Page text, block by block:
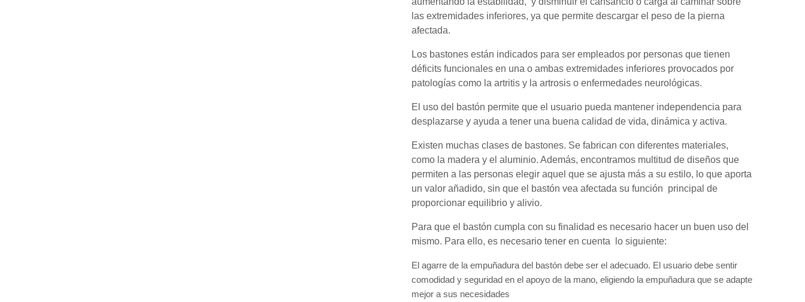
las extremidades inferiores, ya que permite descargar el peso de la pierna
afectada.
Los bastones están indicados para ser empleados por personas que tienen
déficits funcionales en una o ambas extremidades inferiores provocados por
patologías como la artritis y la artrosis o enfermedades neurológicas.
El uso del bastón permite que el usuario pueda mantener independencia para
desplazarse y ayuda a tener una buena calidad de vida, dinámica y activa.
Existen muchas clases de bastones. Se fabrican con diferentes materiales,
como la madera y el aluminio. Además, encontramos multitud de diseños que
permiten a las personas elegir aquel que se ajusta más a su estilo, lo que aporta
un valor añadido, sin que el bastón vea afectada su función principal de
proporcionar equilibrio y alivio.
Para que el bastón cumpla con su finalidad es necesario hacer un buen uso del
mismo. Para ello, es necesario tener en cuenta lo siguiente:
El agarre de la empuñadura del bastón debe ser el adecuado. El usuario debe sentir
comodidad y seguridad en el apoyo de la mano, eligiendo la empuñadura que se adapte
mejor a sus necesidades